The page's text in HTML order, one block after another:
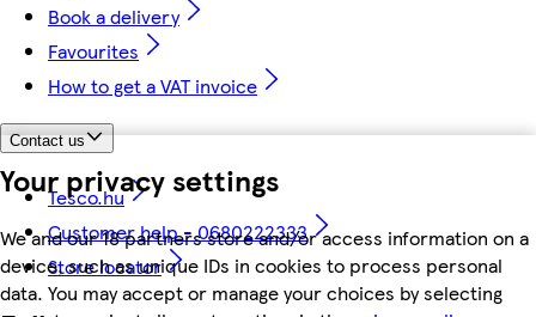
Your privacy settings
We and our 18 partners store and/or access information on a
device, such as unique IDs in cookies to process personal
data. You may accept or manage your choices by selecting
Book a delivery
Favourites
How to get a VAT invoice
Contact us
Tesco.hu
Customer help - 0680222333
Store locator